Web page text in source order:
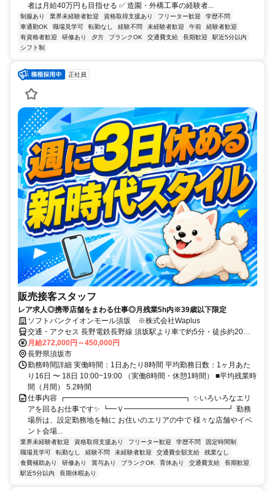
者は月給40万円も目指せる ✅ 造園・外構工事の経験者...
制服あり 業界未経験者歓迎 資格取得支援あり フリーター歓迎
学歴不問
車通勤OK
職場見学可 転勤なし 経験不問 未経験者歓迎 午前
経験者歓迎
有資格者歓迎
研修あり 夕方 ブランクOK 交通費支給 長期歓迎
駅近5分以内
シフト制
正社員
販売接客スタッフ
レア求人◎携帯店舗をまわる仕事◎月残業5h内※39歳以下限定
ソフトバンクイオンモール須坂 ※株式会社Waplus
交通・アクセス 長野電鉄長野線 須坂駅より車で約5分・徒歩約20
分、須坂長野東ICより車で約3分
月給272,000円～450,000円
長野県須坂市
勤務時間詳細 実働時間：1日あたり8時間 平均勤務日数：1ヶ月あた
り16日 〜 18日 10:00~19:00 （実働8時間・休憩1時間） ■平均残業時
間（月間） 5.2時間
仕事内容 ┏━━━━━━━━━━━━━━━━┓ ✨いろいろなエリ
アを回るお仕事です✨ ┗━Ｖ━━━━━━━━━━━━━━┛ 勤務
場所は、設定勤務地を軸に お住いのエリアの中で 様々な店舗やイベ
ント会場...
業界未経験者歓迎 資格取得支援あり フリーター歓迎 学歴不問
固定時間制
職場見学可
転勤なし 経験不問 未経験者歓迎 交通費全額支給
残業なし
食費補助あり
研修あり 賞与あり ブランクOK 育休あり 交通費支給
長期歓迎
駅近5分以内
長期休暇あり